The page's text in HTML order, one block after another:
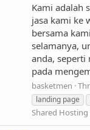
Kami adalah
jasa kami ke
bersama
selamanya,
anda,
pada
basketmen
landing page
Shared